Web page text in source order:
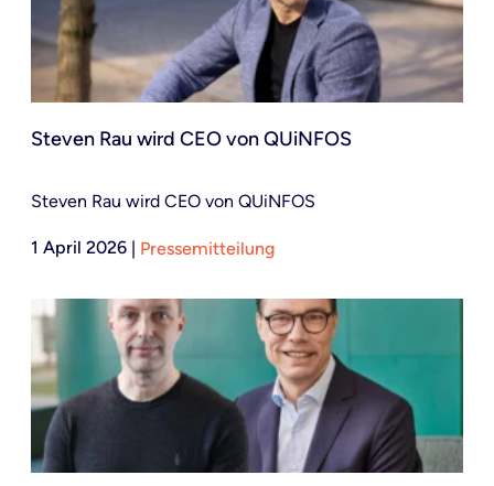
Steven Rau wird CEO von QUiNFOS
Steven Rau wird CEO von QUiNFOS
1 April 2026 | Pressemitteilung